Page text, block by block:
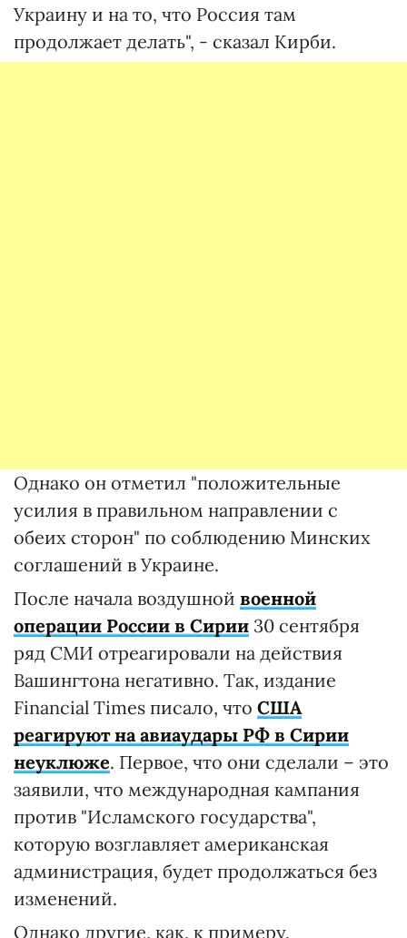
Украину и на то, что Россия там
продолжает делать", - сказал Кирби.
Однако он отметил "положительные
усилия в правильном направлении с
обеих сторон" по соблюдению Минских
соглашений в Украине.
После начала воздушной военной
операции России в Сирии 30 сентября
ряд СМИ отреагировали на действия
Вашингтона негативно. Так, издание
Financial Times писало, что США
реагируют на авиаудары РФ в Сирии
неуклюже. Первое, что они сделали – это
заявили, что международная кампания
против "Исламского государства",
которую возглавляет американская
администрация, будет продолжаться без
изменений.
Однако другие, как, к примеру,